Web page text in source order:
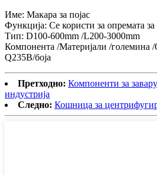
Име: Макара за појас
Функција: Се користи за опремата за
Тип: D100-600mm /L200-3000mm
Компонента /Материјали /големина
Q235B/боја
Претходно: Компоненти за
индустрија
Следно: Кошница за